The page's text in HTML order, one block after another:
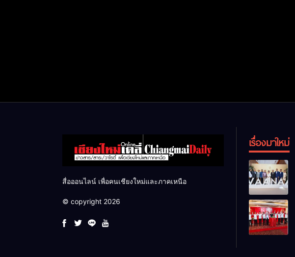
สื่อออนไลน์ เพื่อคนเชียงใหม่และภาคเหนือ
© copyright 2026
เรื่องมาใหม่